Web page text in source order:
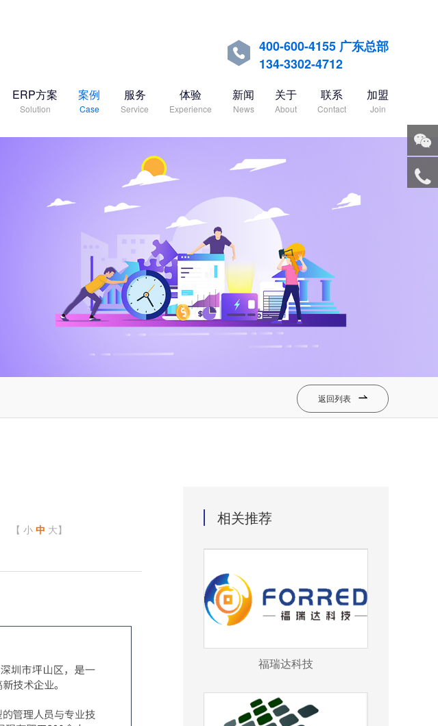

400-600-4155 广东总部
134-3302-4712
ERP方案
Solution
案例
Case
服务
Service
体验
Experience
新闻
News
关于
About
联系
Contact
加盟
Join
返回列表 
【 小 中 大】
相关推荐
福瑞达科技
微信